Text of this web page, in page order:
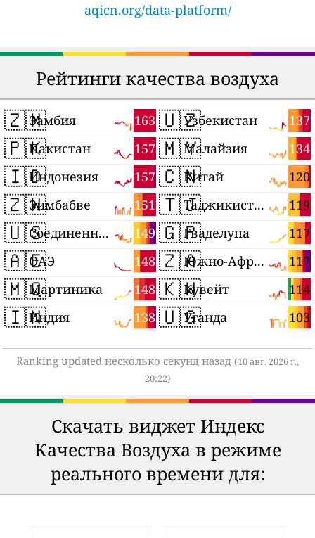
aqicn.org/data-platform/
Рейтинги качества воздуха
🇿🇲 163
Замбия
🇵🇰 157
Пакистан
🇮🇩 157
Индонезия
🇿🇼 151
Зимбабве
🇺🇸 149
Соединенные Штаты
🇦🇪 148
ОАЭ
🇲🇶 148
Мартиника
🇮🇳 138
Индия
🇺🇿 137
Узбекистан
🇲🇾 134
Малайзия
🇨🇳 120
Китай
🇹🇯 119
Таджикистан
🇬🇵 117
Гваделупа
🇿🇦 117
Южно-Африканская Республика
🇰🇼 114
Кувейт
🇺🇬 103
Уганда
Ranking updated несколько секунд назад (10 авг. 2026 г.,
20:22)
Скачать виджет Индекс
Качества Воздуха в режиме
реального времени для: